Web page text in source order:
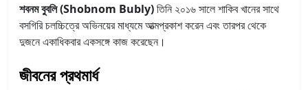
শবনম বুবলি (Shobnom Bubly)তিনি ২০১৬ সালে শাকিব খানের সাথে
বসগিরি চলচ্চিত্রে অভিনয়ের মাধ্যমে আত্মপ্রকাশ করেন এবং তারপর থেকে
দুজনে একাধিকবার একসঙ্গে কাজ করেছেন।
জীবনের প্রথমার্ধ